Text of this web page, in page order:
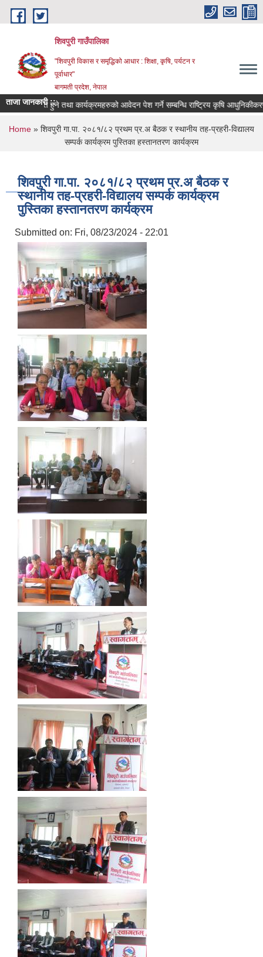
Skip to main content
शिवपुरी गाउँपालिका
"शिवपुरी विकास र समृद्धिको आधार : शिक्षा, कृषि, पर्यटन र
पूर्वाधार"
बागमती प्रदेश, नेपाल
ताजा जानकारी ::
सूचीकृत हुने तथा कार्यक्रमहरुको आवेदन पेश गर्ने सम्बन्धि राष्ट्रिय कृषि आधुनिकीकरण
You are here
Home » शिवपुरी गा.पा. २०८१/८२ प्रथम प्र.अ बैठक र स्थानीय तह-प्रहरी-विद्यालय
सम्पर्क कार्यक्रम पुस्तिका हस्तानतरण कार्यक्रम
शिवपुरी गा.पा. २०८१/८२ प्रथम प्र.अ बैठक र
स्थानीय तह-प्रहरी-विद्यालय सम्पर्क कार्यक्रम
पुस्तिका हस्तानतरण कार्यक्रम
Submitted on: Fri, 08/23/2024 - 22:01